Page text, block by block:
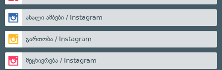
ახალი ამბები / Instagram
გართობა / Instagram
მეცნიერება / Instagram